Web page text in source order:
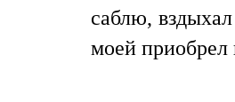
саблю,
моей приобрел